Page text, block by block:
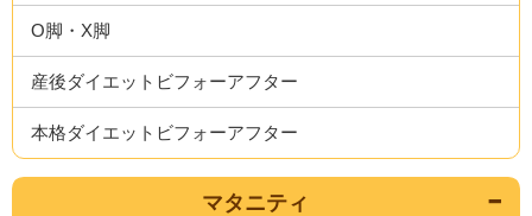
O脚・X脚
産後ダイエットビフォーアフター
本格ダイエットビフォーアフター
マタニティ